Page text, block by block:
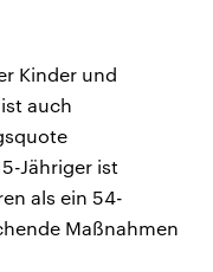
Kinder und
auch
Jähriger ist
als ein 54-
Maßnahmen